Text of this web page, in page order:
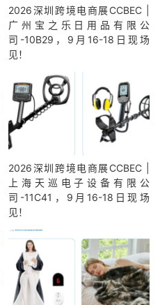
2026深圳跨境电商展CCBEC |
广州宝之乐日用品有限公
司-10B29，9月16-18日现场
见！
2026深圳跨境电商展CCBEC |
上海天巡电子设备有限公
司-11C41，9月16-18日现场
见！